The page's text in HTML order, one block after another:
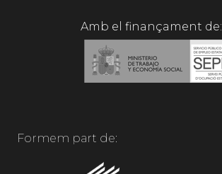
Amb el finançament de:
Formem part de: